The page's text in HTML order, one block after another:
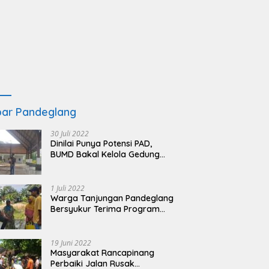
Pandeglang
30 Juli 2022
Dinilai Punya Potensi PAD,
BUMD Bakal Kelola Gedung
1 Juli 2022
Warga Tanjungan Pandeglang
Bersyukur Terima Program
19 Juni 2022
Masyarakat Rancapinang
Perbaiki Jalan Rusak